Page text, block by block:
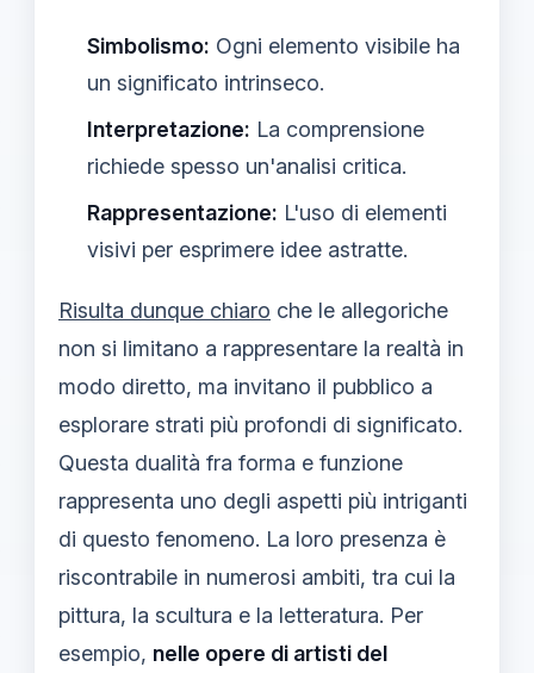
Simbolismo: Ogni elemento visibile ha
un significato intrinseco.
Interpretazione: La comprensione
richiede spesso un'analisi critica.
Rappresentazione: L'uso di elementi
visivi per esprimere idee astratte.
Risulta dunque chiaro che le allegoriche
non si limitano a rappresentare la realtà in
modo diretto, ma invitano il pubblico a
esplorare strati più profondi di significato.
Questa dualità fra forma e funzione
rappresenta uno degli aspetti più intriganti
di questo fenomeno. La loro presenza è
riscontrabile in numerosi ambiti, tra cui la
pittura, la scultura e la letteratura. Per
esempio, nelle opere di artisti del